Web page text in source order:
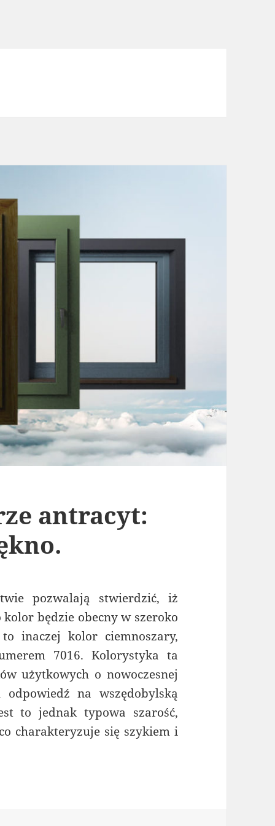
antracyt:
pozwalają stwierdzić, iż
będzie obecny w szeroko
inaczej kolor ciemnoszary,
7016. Kolorystyka ta
użytkowych o nowoczesnej
na wszędobylską
to jednak typowa szarość,
charakteryzuje się szykiem i
antracyt: ponadczasowe piękno.